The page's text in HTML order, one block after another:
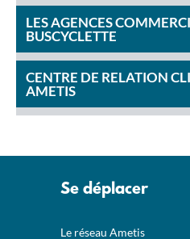
LES AGENCES
BUSCYCLETTE
CENTRE DE RELATION
AMETIS
Se déplacer
Le réseau Ametis